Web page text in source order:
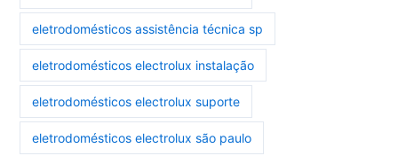
eletrodomésticos assistência técnica sp
eletrodomésticos electrolux instalação
eletrodomésticos electrolux suporte
eletrodomésticos electrolux são paulo